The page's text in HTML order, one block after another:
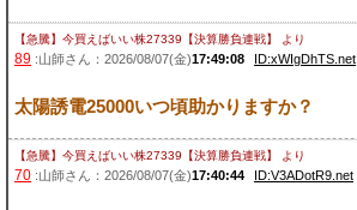
【急騰】今買えばいい株27339【決算勝負連戦】 より
89 :山師さん：2026/08/07(金)17:49:08 ID:xWIgDhTS.net
太陽誘電25000いつ頃助かりますか？
【急騰】今買えばいい株27339【決算勝負連戦】 より
70 :山師さん：2026/08/07(金)17:40:44 ID:V3ADotR9.net